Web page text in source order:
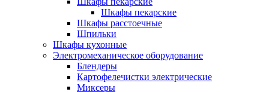
Шкафы пекарские
Шкафы расстоечные
Шпильки
Шкафы кухонные
Электромеханическое оборудование
Блендеры
Картофелечистки электрические
Миксеры